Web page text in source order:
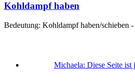
Kohldampf haben
Bedeutung: Kohldampf haben/schieben
Michaela: Diese Seite ist